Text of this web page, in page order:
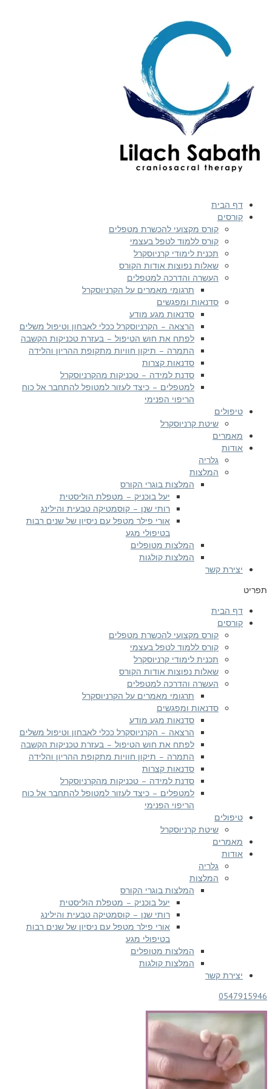
הבית
קורס מקצועי להכשרת מטפלים
קורס ללמוד לטפל בעצמי
תכנית לימודי קרניוסקרל
שאלות נפוצות אודות הקורס
העשרה והדרכה למטפלים
תרגומי מאמרים על הקרניוסקרל
סדנאות ומפגשים
סדנאות מגע מודע
הרצאה – הקרניוסקרל ככלי לאבחון וטיפול משלים
לפתח את חוש הטיפול – בעזרת טכניקות הקשבה
התמרה – תיקון חוויות מתקופת ההריון והלידה
סדנאות קצרות
סדנת למידה – טכניקות מהקרניוסקרל
למטפלים – כיצד לעזור למטופל להתחבר אל כוח
הריפוי הפנימי
שיטת קרניוסקרל
המלצות
המלצות בוגרי הקורס
יעל בוכניק – מטפלת הוליסטית
רותי שנן – קוסמטיקה טבעית והילינג
אורי פילר מטפל עם ניסיון של שנים רבות
בטיפולי מגע
המלצות מטופלים
המלצות קולגות
קשר
הבית
קורס מקצועי להכשרת מטפלים
קורס ללמוד לטפל בעצמי
תכנית לימודי קרניוסקרל
שאלות נפוצות אודות הקורס
העשרה והדרכה למטפלים
תרגומי מאמרים על הקרניוסקרל
סדנאות ומפגשים
סדנאות מגע מודע
הרצאה – הקרניוסקרל ככלי לאבחון וטיפול משלים
לפתח את חוש הטיפול – בעזרת טכניקות הקשבה
התמרה – תיקון חוויות מתקופת ההריון והלידה
סדנאות קצרות
סדנת למידה – טכניקות מהקרניוסקרל
למטפלים – כיצד לעזור למטופל להתחבר אל כוח
הריפוי הפנימי
שיטת קרניוסקרל
המלצות
המלצות בוגרי הקורס
יעל בוכניק – מטפלת הוליסטית
רותי שנן – קוסמטיקה טבעית והילינג
אורי פילר מטפל עם ניסיון של שנים רבות
בטיפולי מגע
המלצות מטופלים
המלצות קולגות
קשר